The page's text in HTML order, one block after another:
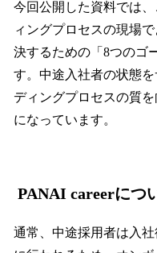
今回公開した資料では
ィングプロセスの現場
決するための「8つのゴ
す。中途入社者の状態
ディングプロセスの質
になっています。
PANAI careerにつ
通常、中途採用者は入